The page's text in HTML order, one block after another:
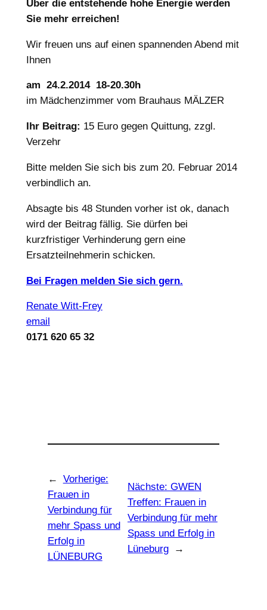
Über die entstehende hohe Energie werden
Sie mehr erreichen!
Wir freuen uns auf einen spannenden Abend mit
Ihnen
am 24.2.2014 18-20.30h
im Mädchenzimmer vom Brauhaus MÄLZER
Ihr Beitrag: 15 Euro gegen Quittung, zzgl.
Verzehr
Bitte melden Sie sich bis zum 20. Februar 2014
verbindlich an.
Absagte bis 48 Stunden vorher ist ok, danach
wird der Beitrag fällig. Sie dürfen bei
kurzfristiger Verhinderung gern eine
Ersatzteilnehmerin schicken.
Bei Fragen melden Sie sich gern.
Renate Witt-Frey
email
0171 620 65 32
←
Vorherige:
Frauen in
Verbindung für
mehr Spass und
Erfolg in
LÜNEBURG
Nächste: GWEN
Treffen: Frauen in
Verbindung für mehr
Spass und Erfolg in
Lüneburg
→